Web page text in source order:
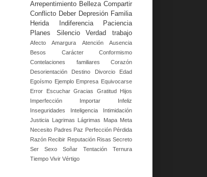
Arrepentimiento Belleza Compartir
Conflicto Deber Depresión Familia
Herida
Indiferencia
Paciencia
Planes
Silencio Verdad trabajo
Afecto Amargura Atención
Ausencia
Besos
Carácter
Conformismo
Contelaciones familiares
Corazón
Desorientación
Destino Divorcio
Edad
Egoísmo Ejemplo Empresa Equivocarse
Error
Escuchar Gracias Gratitud
Hijos
Imperfección
Importar
Infeliz
Inseguridades
Inteligencia
Intimidación
Justicia Lagrimas Lágrimas Mapa Meta
Necesito Padres Paz Perfección Pérdida
Razón Recibir Reputación Risas Secreto
Ser
Sexo Soñar Tentación
Ternura
Tiempo Vivir Vértigo